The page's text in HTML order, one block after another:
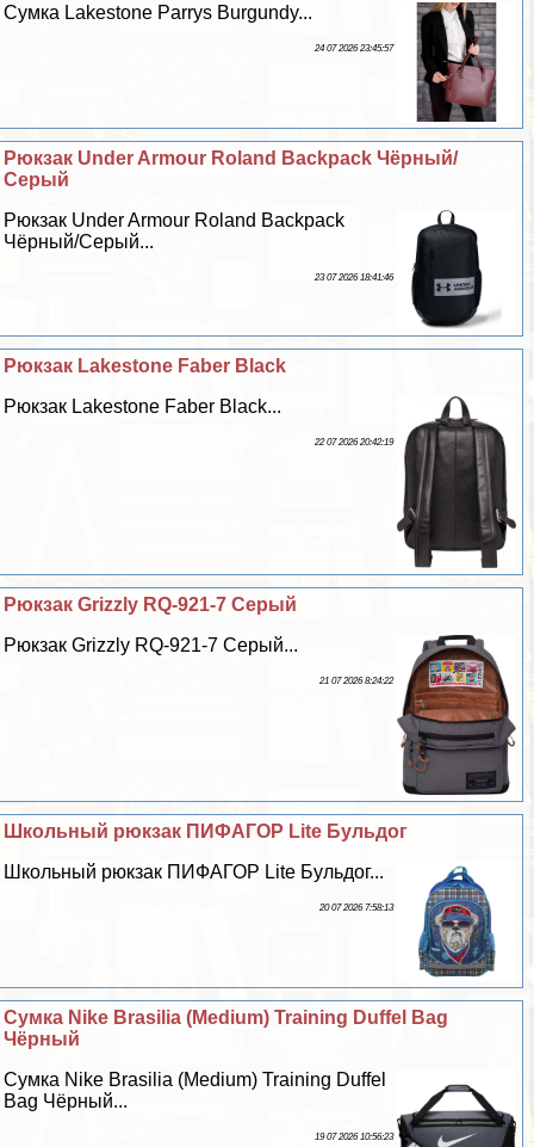
Сумка Lakestone Parrys Burgundy...
24 07 2026 23:45:57
Рюкзак Under Armour Roland Backpack Чёрный/
Серый
Рюкзак Under Armour Roland Backpack
Чёрный/Серый...
23 07 2026 18:41:46
Рюкзак Lakestone Faber Black
Рюкзак Lakestone Faber Black...
22 07 2026 20:42:19
Рюкзак Grizzly RQ-921-7 Серый
Рюкзак Grizzly RQ-921-7 Серый...
21 07 2026 8:24:22
Школьный рюкзак ПИФАГОР Lite Бульдог
Школьный рюкзак ПИФАГОР Lite Бульдог...
20 07 2026 7:58:13
Сумка Nike Brasilia (Medium) Training Duffel Bag
Чёрный
Сумка Nike Brasilia (Medium) Training Duffel
Bag Чёрный...
19 07 2026 10:56:23